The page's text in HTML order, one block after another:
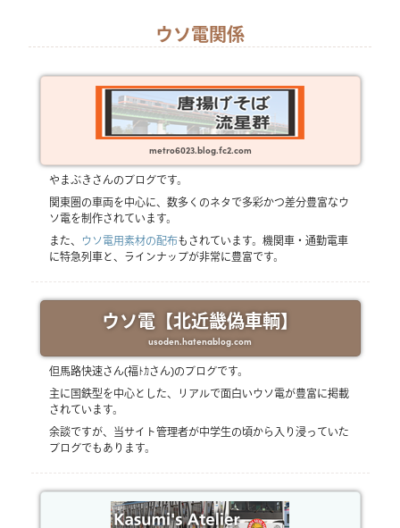
ウソ電関係
metro6023.blog.fc2.com
やまぶきさんのブログです。
関東圏の車両を中心に、数多くのネタで多彩かつ差分豊富なウ
ソ電を制作されています。
また、
ウソ電用素材の配布もされています。機関車・通勤電車
に特急列車と、ラインナップが非常に豊富です。
ウソ電【北近畿偽車輌】
usoden.hatenablog.com
但馬路快速さん(福ﾄｶさん)のブログです。
主に国鉄型を中心とした、リアルで面白いウソ電が豊富に掲載
されています。
余談ですが、当サイト管理者が中学生の頃から入り浸っていた
ブログでもあります。